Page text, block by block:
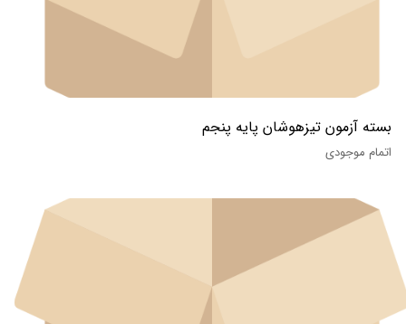
بسته آزمون تیزهوشان پایه پنجم
اتمام موجودی